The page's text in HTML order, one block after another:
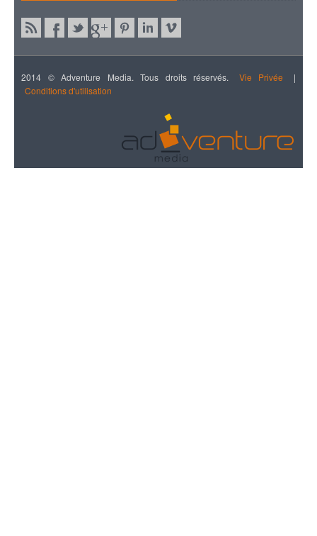
2014 © Adventure Media. Tous droits réservés. Vie Privée
|
Conditions d'utilisation